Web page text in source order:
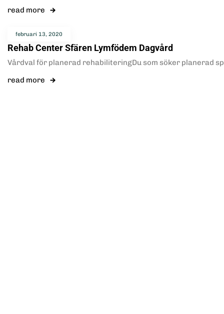
read more
februari 13, 2020
Rehab Center Sfären Lymfödem Dagvård
Vårdval för planerad rehabiliteringDu som söker planerad
read more